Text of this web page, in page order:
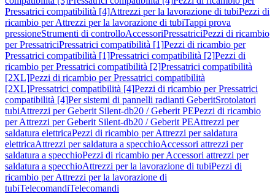
Pressatrici compatibilità [4]Attrezzi per la lavorazione di tubiPezzi di
ricambio per Attrezzi per la lavorazione di tubiTappi prova
pressioneStrumenti di controlloAccessoriPressatriciPezzi di ricambio
per PressatriciPressatrici compatibilità [1]Pezzi di ricambio per
Pressatrici compatibilità [1]Pressatrici compatibilità [2]Pezzi di
ricambio per Pressatrici compatibilità [2]Pressatrici compatibilità
[2XL]Pezzi di ricambio per Pressatrici compatibilità
[2XL]Pressatrici compatibilità [4]Pezzi di ricambio per Pressatrici
compatibilità [4]Per sistemi di pannelli radianti GeberitSrotolatori
tubiAttrezzi per Geberit Silent-db20 / Geberit PEPezzi di ricambio
per Attrezzi per Geberit Silent-db20 / Geberit PEAttrezzi per
saldatura elettricaPezzi di ricambio per Attrezzi per saldatura
elettricaAttrezzi per saldatura a specchioAccessori attrezzi per
saldatura a specchioPezzi di ricambio per Accessori attrezzi per
saldatura a specchioAttrezzi per la lavorazione di tubiPezzi di
ricambio per Attrezzi per la lavorazione di
tubiTelecomandiTelecomandi